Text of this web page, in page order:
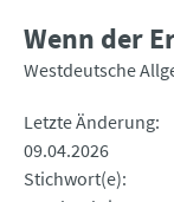
Wenn der
Westdeutsche
Letzte Änderung
09.04.2026
Stichwort(e)